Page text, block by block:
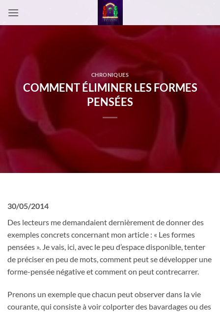
CHRONIQUES
COMMENT ÉLIMINER LES FORMES
PENSÉES
30/05/2014
Des lecteurs me demandaient dernièrement de donner des
exemples concrets concernant mon article : « Les formes
pensées ». Je vais, ici, avec le peu d’espace disponible, tenter
de préciser en peu de mots, comment peut se développer une
forme-pensée négative et comment on peut contrecarrer.
Prenons un exemple que chacun peut observer dans la vie
courante, qui consiste à voir colporter des bavardages ou des